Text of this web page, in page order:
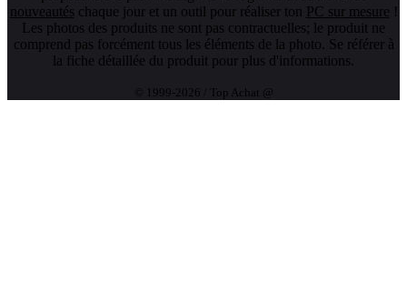
nouveautés chaque jour et un outil pour réaliser ton PC sur mesure !
Les photos des produits ne sont pas contractuelles; le produit ne
comprend pas forcément tous les éléments de la photo. Se référer à
la fiche détaillée du produit pour plus d'informations.
© 1999-2026 / Top Achat @